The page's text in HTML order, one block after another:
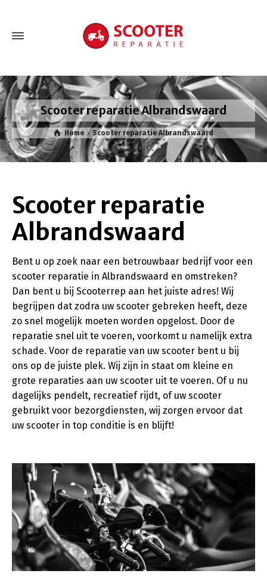
Scooter reparatie Albrandswaard
Home Scooter reparatie Albrandswaard
Scooter reparatie
Albrandswaard
Bent u op zoek naar een betrouwbaar bedrijf voor een
scooter reparatie in Albrandswaard en omstreken?
Dan bent u bij Scooterrep aan het juiste adres! Wij
begrijpen dat zodra uw scooter gebreken heeft, deze
zo snel mogelijk moeten worden opgelost. Door de
reparatie snel uit te voeren, voorkomt u namelijk extra
schade. Voor de reparatie van uw scooter bent u bij
ons op de juiste plek. Wij zijn in staat om kleine en
grote reparaties aan uw scooter uit te voeren. Of u nu
dagelijks pendelt, recreatief rijdt, of uw scooter
gebruikt voor bezorgdiensten, wij zorgen ervoor dat
uw scooter in top conditie is en blijft!